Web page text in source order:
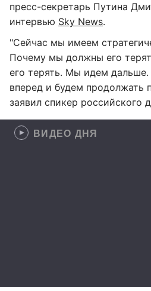
пресс-секретарь Путина
интервью Sky News.
"Сейчас мы имеем
Почему мы должны его
его терять. Мы идем
вперед и будем продолжать
заявил спикер российского
ВИДЕО ДНЯ